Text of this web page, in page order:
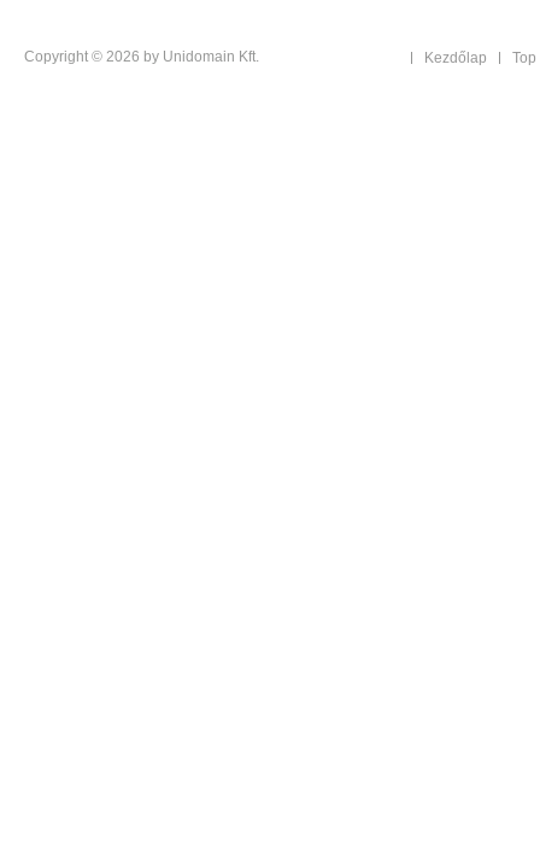
Copyright © 2026 by Unidomain Kft. Kezdőlap